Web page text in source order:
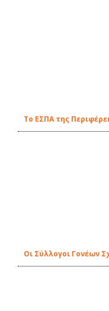
Το ΕΣΠΑ της
Οι Σύλλογοι Γονέων